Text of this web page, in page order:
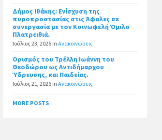
Δήμος Ιθάκης: Ενίσχυση της
πυροπροστασίας στις Άφαλες σε
συνεργασία με τον Κοινωφελή Όμιλο
Πλατρειθιά.
Ιούλιος 23, 2026 inΑνακοινώσεις
Ορισμός του Τρέλλη Ιωάννη του
Θεοδώρου ως Αντιδήμαρχου
Ύδρευσης, και Παιδείας.
Ιούλιος 21, 2026 inΑνακοινώσεις
MORE POSTS